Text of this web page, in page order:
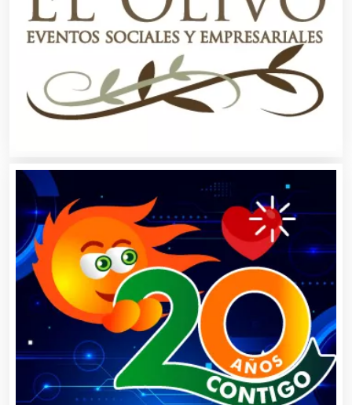
Alimentos
Almacenaje
Alquiler de Equipos para Fiestas
Alquiler de Sillas y Mesas
Alquiler de Trajes de Etiqueta
Alta Costura
Aluminio